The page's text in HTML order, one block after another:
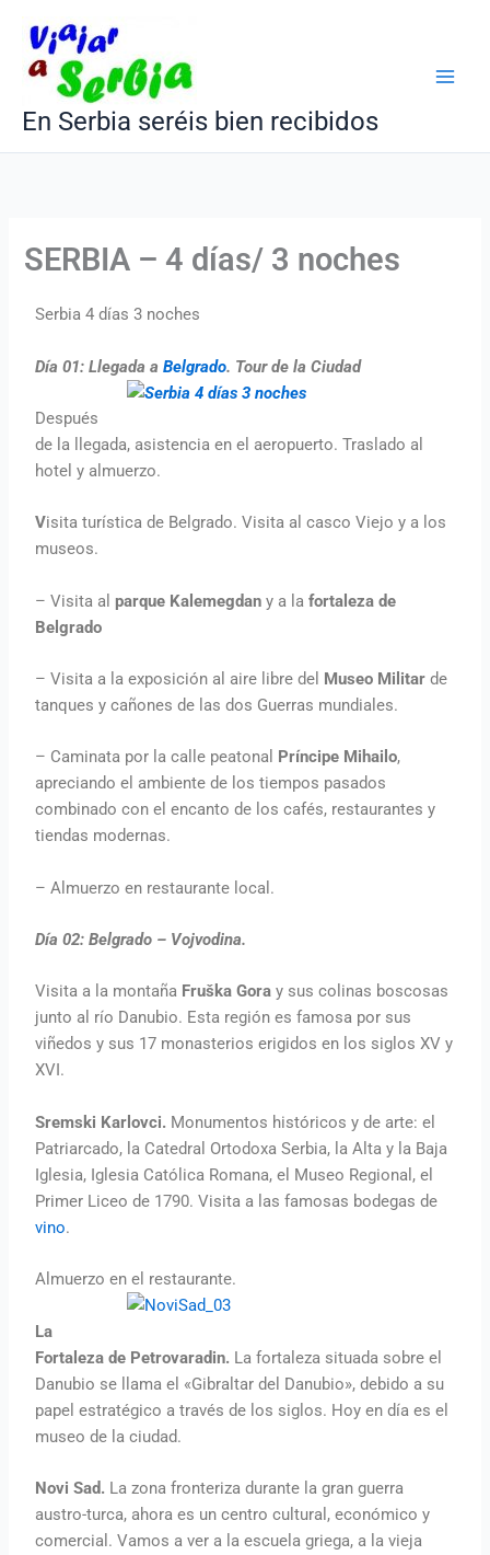
contenido
En Serbia seréis bien recibidos
SERBIA – 4 días/ 3 noches
Serbia 4 días 3 noches
Día 01:Llegada aBelgrado. Tour de la Ciudad
Después
de la llegada, asistencia en el aeropuerto. Traslado al
hotel y almuerzo.
Visita turística de Belgrado. Visita al casco Viejo y a los
museos.
– Visita alparque Kalemegdan y a lafortaleza de
Belgrado
– Visita a la exposición al aire libre del Museo Militar de
tanques y cañones de las dos Guerras mundiales.
– Caminata por la calle peatonal Príncipe Mihailo,
apreciando el ambiente de los tiempos pasados
combinado con el encanto de los cafés, restaurantes y
tiendas modernas.
– Almuerzo en restaurante local.
Día 02:Belgrado – Vojvodina.
Visita a la montaña Fruška Gora y sus colinas boscosas
junto al río Danubio. Esta región es famosa por sus
viñedos y sus 17 monasterios erigidos en los siglos XV y
XVI.
Sremski Karlovci. Monumentos históricos y de arte: el
Patriarcado, la Catedral Ortodoxa Serbia, la Alta y la Baja
Iglesia, Iglesia Católica Romana, el Museo Regional, el
Primer Liceo de 1790. Visita a las famosas bodegas de
vino.
Almuerzo en el restaurante.
La
Fortaleza de Petrovaradin. La fortaleza situada sobre el
Danubio se llama el «Gibraltar del Danubio», debido a su
papel estratégico a través de los siglos. Hoy en día es el
museo de la ciudad.
Novi Sad. La zona fronteriza durante la gran guerra
austro-turca, ahora es un centro cultural, económico y
comercial. Vamos a ver a la escuela griega, a la vieja